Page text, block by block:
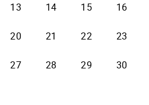
13 14 15 16
20 21 22 23
27 28 29 30